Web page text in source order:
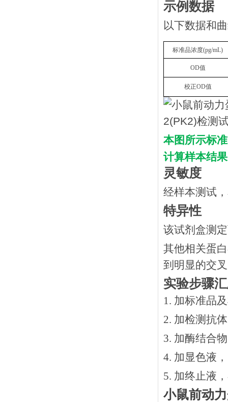
示例数据
以下数据和
标准品浓度(pg/mL)
OD值
校正OD值
本图所示标
计算样本结果
灵敏度
经样本测试
特异性
该试剂盒测
其他相关蛋
到明显的交
实验步骤
1. 加标准品
2. 加检测抗
3. 加酶结合
4. 加显色液
5. 加终止液
小鼠前动